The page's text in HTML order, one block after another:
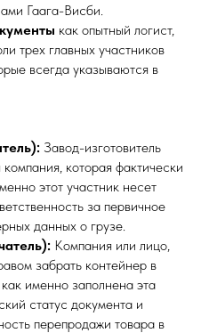
Гаага-Висби.
как опытный логист,
трех главных участников
всегда указываются в
Завод-изготовитель
компания, которая фактически
этот участник несет
за первичное
данных о грузе.
Компания или лицо,
забрать контейнер в
именно заполнена эта
статус документа и
перепродажи товара в